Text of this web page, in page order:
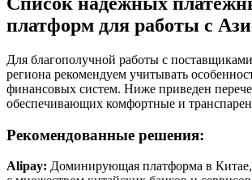
платформ для работы с
Для благополучной работы с
региона рекомендуем учитывать
финансовых систем. Ниже приведен
обеспечивающих комфортные и
Рекомендованные решения:
Alipay: Доминирующая платформа в Китае,